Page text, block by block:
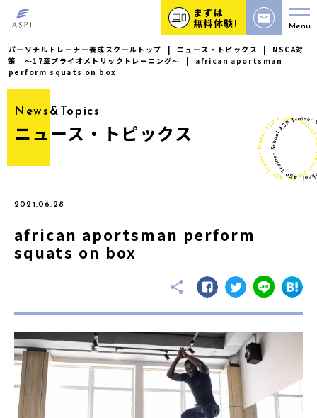
まずは
無料体験! Menu
パーソナルトレーナー養成スクールトップ | ニュース・トピックス |
NSCA対
策 〜17章プライオメトリックトレーニング〜
|
african aportsman
perform squats on box
News&Topics
ニュース・トピックス
2021.06.28
african aportsman perform
squats on box